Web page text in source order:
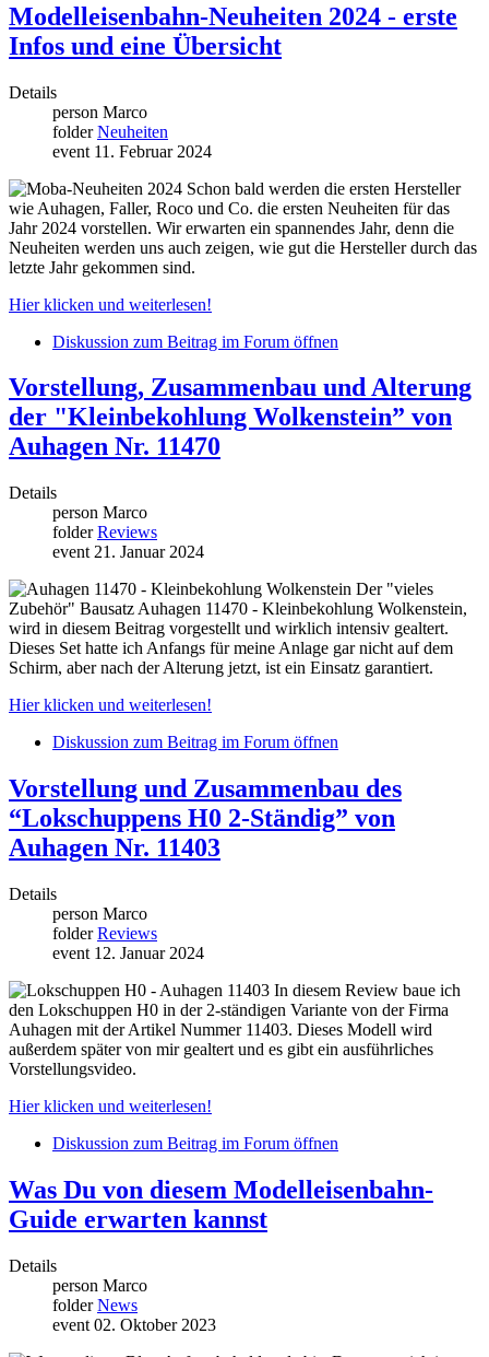
Modelleisenbahn-Neuheiten 2024 - erste
Infos und eine Übersicht
Details
person Marco
folder Neuheiten
event 11. Februar 2024
Schon bald werden die ersten Hersteller
wie Auhagen, Faller, Roco und Co. die ersten Neuheiten für das
Jahr 2024 vorstellen. Wir erwarten ein spannendes Jahr, denn die
Neuheiten werden uns auch zeigen, wie gut die Hersteller durch das
letzte Jahr gekommen sind.
Hier klicken und weiterlesen!
Diskussion zum Beitrag im Forum öffnen
Vorstellung, Zusammenbau und Alterung
der "Kleinbekohlung Wolkenstein” von
Auhagen Nr. 11470
Details
person Marco
folder Reviews
event 21. Januar 2024
Der "vieles
Zubehör" Bausatz Auhagen 11470 - Kleinbekohlung Wolkenstein,
wird in diesem Beitrag vorgestellt und wirklich intensiv gealtert.
Dieses Set hatte ich Anfangs für meine Anlage gar nicht auf dem
Schirm, aber nach der Alterung jetzt, ist ein Einsatz garantiert.
Hier klicken und weiterlesen!
Diskussion zum Beitrag im Forum öffnen
Vorstellung und Zusammenbau des
“Lokschuppens H0 2-Ständig” von
Auhagen Nr. 11403
Details
person Marco
folder Reviews
event 12. Januar 2024
In diesem Review baue ich
den Lokschuppen H0 in der 2-ständigen Variante von der Firma
Auhagen mit der Artikel Nummer 11403. Dieses Modell wird
außerdem später von mir gealtert und es gibt ein ausführliches
Vorstellungsvideo.
Hier klicken und weiterlesen!
Diskussion zum Beitrag im Forum öffnen
Was Du von diesem Modelleisenbahn-
Guide erwarten kannst
Details
person Marco
folder News
event 02. Oktober 2023